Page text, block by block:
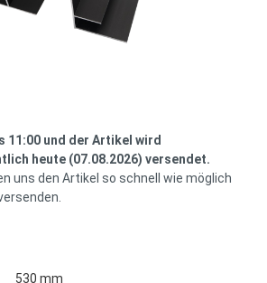
11:00 und der Artikel wird
heute (07.08.2026) versendet.
uns den Artikel so schnell wie möglich
530 mm